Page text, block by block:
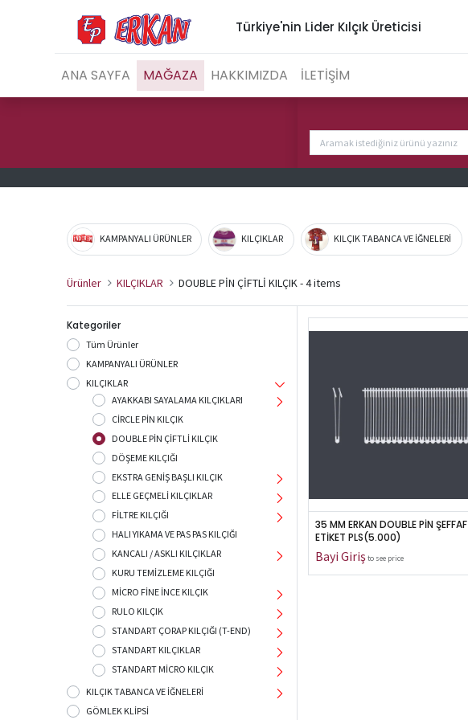
Türkiye'nin Lider Kılçık Üreticisi
ANA SAYFA MAĞAZA HAKKIMIZDA İLETİŞİM
KAMPANYALI ÜRÜNLER KILÇIKLAR KILÇIK TABANCA VE İĞNELERİ
Ürünler KILÇIKLAR DOUBLE PİN ÇİFTLİ KILÇIK- 4 items
Kategoriler
Tüm Ürünler
KAMPANYALI ÜRÜNLER
KILÇIKLAR
AYAKKABI SAYALAMA KILÇIKLARI
CİRCLE PİN KILÇIK
DOUBLE PİN ÇİFTLİ KILÇIK
DÖŞEME KILÇIĞI
EKSTRA GENİŞ BAŞLI KILÇIK
ELLE GEÇMELİ KILÇIKLAR
FİLTRE KILÇIĞI
HALI YIKAMA VE PAS PAS KILÇIĞI
KANCALI / ASKLI KILÇIKLAR
KURU TEMİZLEME KILÇIĞI
MİCRO FİNE İNCE KILÇIK
RULO KILÇIK
STANDART ÇORAP KILÇIĞI (T-END)
STANDART KILÇIKLAR
STANDART MİCRO KILÇIK
KILÇIK TABANCA VE İĞNELERİ
GÖMLEK KLİPSİ
35 MM ERKAN DOUBLE PİN ŞEFFAF
ETİKET PLS(5.000)
to see price
ERKAN PLASTİK
Türkiye'nin tek Kılçık üreticisi
ÖMERLİ MAH. ELEKTRO 2000 SAN. SİT. NO:1/17 HADIMKÖY-İSTANBUL